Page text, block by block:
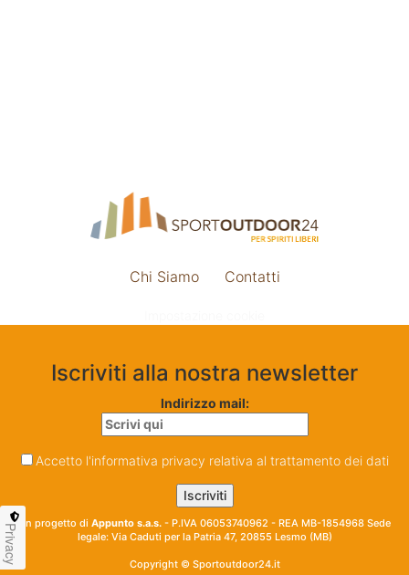
Chi Siamo Contatti
Iscriviti alla nostra newsletter
Indirizzo mail:
Accetto l'informativa privacy relativa al trattamento dei dati
Un progetto di Appunto s.a.s. - P.IVA 06053740962 - REA MB-1854968 Sede
legale: Via Caduti per la Patria 47, 20855 Lesmo (MB)
Copyright © Sportoutdoor24.it
Privacy